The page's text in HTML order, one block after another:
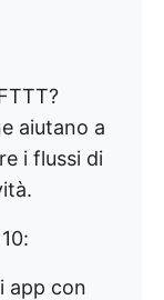
aiutano a
i flussi di
app con